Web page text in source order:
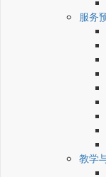
服务
教学